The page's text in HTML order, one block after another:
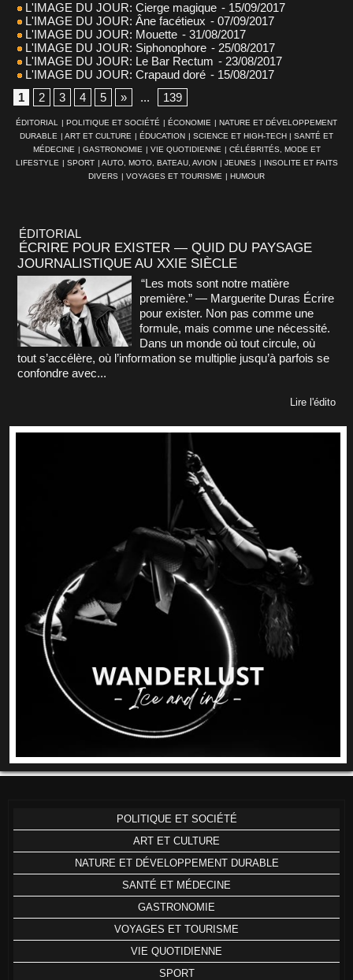
L'IMAGE DU JOUR: Cierge magique - 15/09/2017
L'IMAGE DU JOUR: Âne facétieux - 07/09/2017
L'IMAGE DU JOUR: Mouette - 31/08/2017
L'IMAGE DU JOUR: Siphonophore - 25/08/2017
L'IMAGE DU JOUR: Le Bar Rectum - 23/08/2017
L'IMAGE DU JOUR: Crapaud doré - 15/08/2017
1
2 3 4 5 » ... 139
ÉDITORIAL | POLITIQUE ET SOCIÉTÉ | ÉCONOMIE | NATURE ET DÉVELOPPEMENT
DURABLE | ART ET CULTURE | ÉDUCATION | SCIENCE ET HIGH-TECH | SANTÉ ET
MÉDECINE | GASTRONOMIE | VIE QUOTIDIENNE | CÉLÉBRITÉS, MODE ET
LIFESTYLE | SPORT | AUTO, MOTO, BATEAU, AVION | JEUNES | INSOLITE ET FAITS
DIVERS | VOYAGES ET TOURISME | HUMOUR
ÉDITORIAL
ÉCRIRE POUR EXISTER — QUID DU PAYSAGE
JOURNALISTIQUE AU XXIE SIÈCLE
“Les mots sont notre matière
première.” — Marguerite Duras Écrire
pour exister. Non pas comme une
formule, mais comme une nécessité.
Dans un monde où tout circule, où
tout s’accélère, où l’information se multiplie jusqu’à parfois se
confondre avec...
Lire l'édito
POLITIQUE ET SOCIÉTÉ
ART ET CULTURE
NATURE ET DÉVELOPPEMENT DURABLE
SANTÉ ET MÉDECINE
GASTRONOMIE
VOYAGES ET TOURISME
VIE QUOTIDIENNE
SPORT